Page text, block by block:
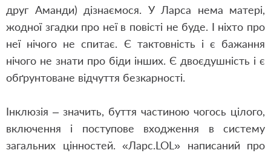
друг Аманди) дізнаємося. У Ларса нема матері,
жодної згадки про неї в повісті не буде. І ніхто про
неї нічого не спитає. Є тактовність і є бажання
нічого не знати про біди інших. Є двоєдушність і є
обґрунтоване відчуття безкарності.
Інклюзія – значить, буття частиною чогось цілого,
включення і поступове входження в систему
загальних цінностей. «Ларс.LOL» написаний про